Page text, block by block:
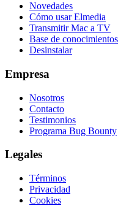
Novedades
Cómo usar Elmedia
Transmitir Mac a TV
Base de conocimientos
Desinstalar
Empresa
Nosotros
Contacto
Testimonios
Programa Bug Bounty
Legales
Términos
Privacidad
Cookies